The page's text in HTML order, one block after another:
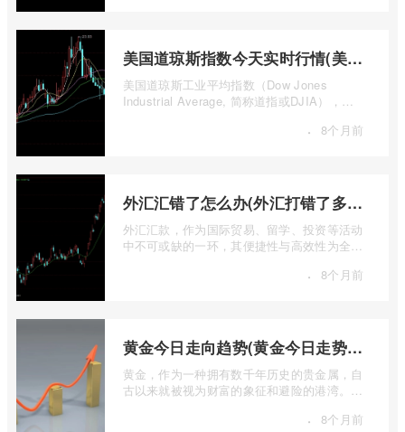
美国道琼斯指数今天实时行情(美国道琼斯指数期货指数实时行情)
美国道琼斯工业平均指数（Dow Jones
Industrial Average, 简称道指或DJIA），无
· 8个月前
外汇汇错了怎么办(外汇打错了多久退回来)
外汇汇款，作为国际贸易、留学、投资等活动
中不可或缺的一环，其便捷性与高效性为全球
· 8个月前
黄金今日走向趋势(黄金今日走势分析建议)
黄金，作为一种拥有数千年历史的贵金属，自
古以来就被视为财富的象征和避险的港湾。在
· 8个月前